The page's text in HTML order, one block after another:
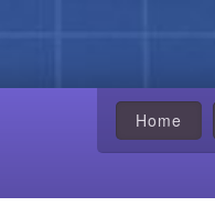
Home